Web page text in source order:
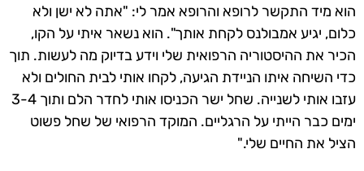
הוא מיד התקשר לרופא והרופא אמר לי: "אתה לא ישן ולא
כלום, יגיע אמבולנס לקחת אותך". הוא נשאר איתי על הקו,
הכיר את ההיסטוריה הרפואית שלי וידע בדיוק מה לעשות. תוך
כדי השיחה איתו הניידת הגיעה, לקחו אותי לבית החולים ולא
עזבו אותי לשנייה. שחל ישר הכניסו אותי לחדר הלם ותוך 3-4
ימים כבר הייתי על הרגליים. המוקד הרפואי של שחל פשוט
הציל את החיים שלי."